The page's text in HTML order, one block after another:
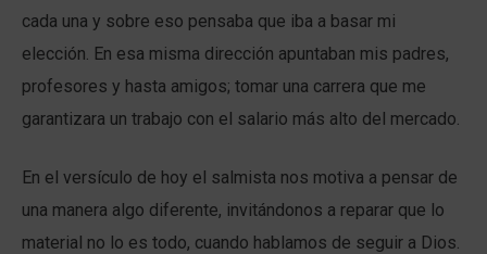
cada una y sobre eso pensaba que iba a basar mi
elección. En esa misma dirección apuntaban mis padres,
profesores y hasta amigos; tomar una carrera que me
garantizara un trabajo con el salario más alto del mercado.
En el versículo de hoy el salmista nos motiva a pensar de
una manera algo diferente, invitándonos a reparar que lo
material no lo es todo, cuando hablamos de seguir a Dios.